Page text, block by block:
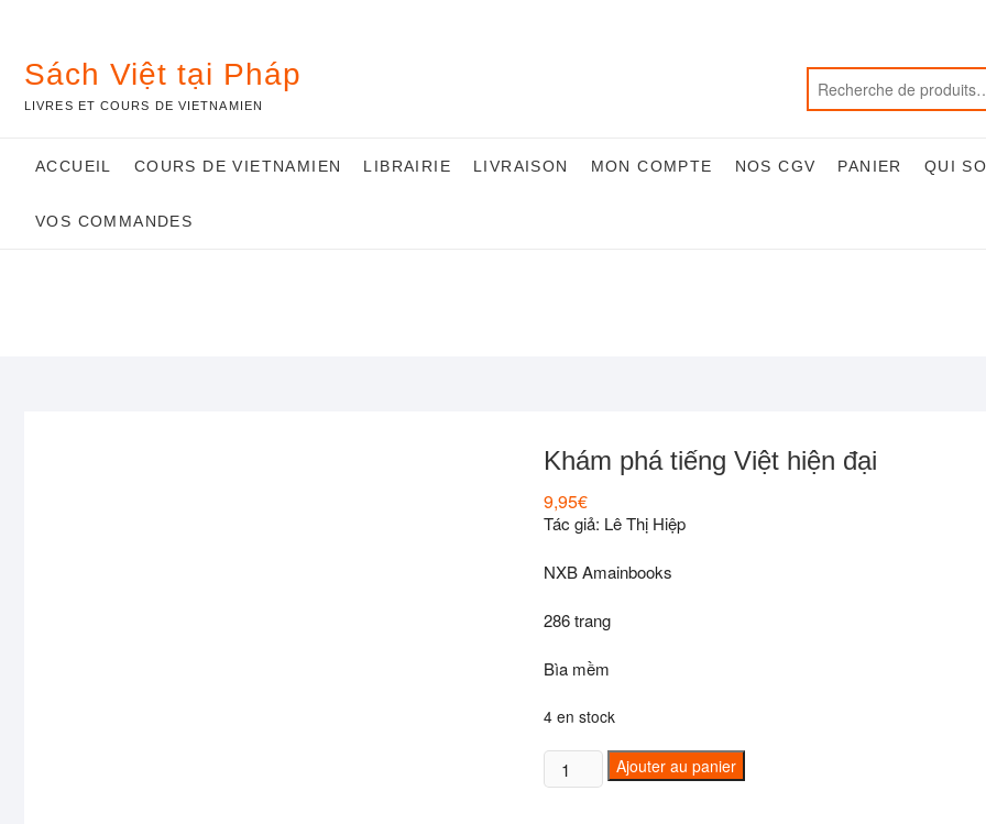
contentSách Việt tại Pháp
LIVRES ET COURS DE VIETNAMIEN
ACCUEIL COURS DE VIETNAMIEN LIBRAIRIE LIVRAISON MON COMPTE NOS CGV PANIER QUI
VOS COMMANDES
Khám phá tiếng Việt hiện đại
9,95€
Tác giả: Lê Thị Hiệp
NXB Amainbooks
286 trang
Bìa mềm
4 en stock
quantité
de
Ajouter au panier